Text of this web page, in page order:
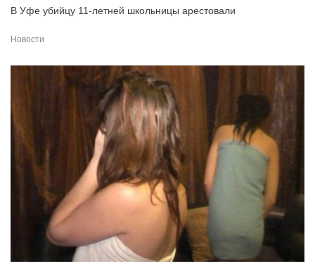
В Уфе убийцу 11-летней школьницы арестовали
Новости